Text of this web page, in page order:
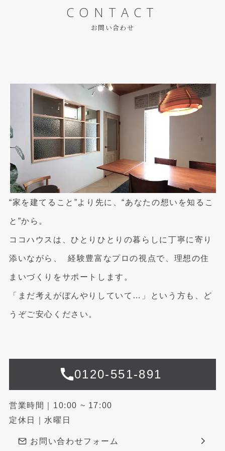
CONTACT
お問い合わせ
“家を建てること”より先に、“あなたの想いを知るこ
と”から。
ココハウスは、ひとりひとりの暮らしに丁寧に寄り
添いながら、経験豊富なプロの視点で、理想の住
まいづくりをサポートします。
「まだ考えがぼんやりしていて…」という方も、ど
うぞご安心ください。
0120-551-891
営業時間｜10:00 ~ 17:00
定休日｜水曜日
お問い合わせフォーム